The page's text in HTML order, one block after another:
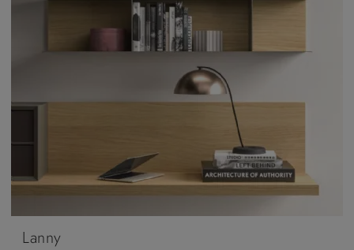
Lanny